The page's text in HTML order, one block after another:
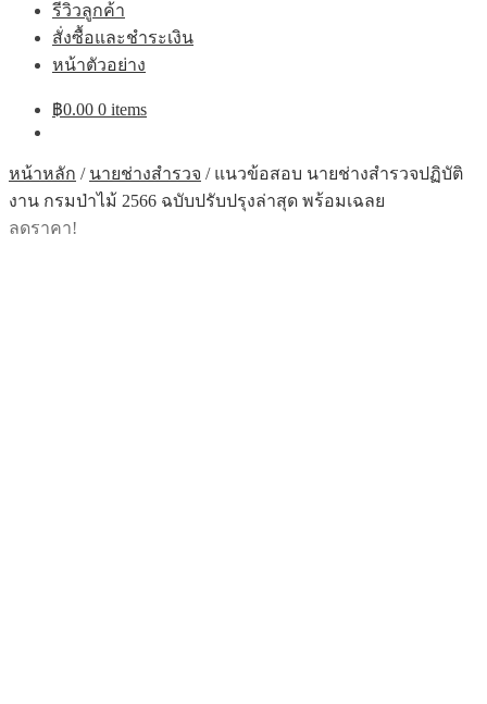
รีวิวลูกค้า
สั่งซื้อและชำระเงิน
หน้าตัวอย่าง
฿0.00 0 items
หน้าหลัก / นายช่างสำรวจ / แนวข้อสอบ นายช่างสำรวจปฏิบัติ
งาน กรมป่าไม้ 2566 ฉบับปรับปรุงล่าสุด พร้อมเฉลย
ลดราคา!